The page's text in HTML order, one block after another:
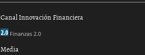
Canal Innovación Financiera
Finanzas 2.0
Media